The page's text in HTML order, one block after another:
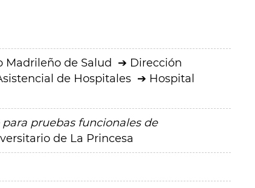
Madrileño de Salud
Dirección
de Hospitales
Hospital
pruebas funcionales de
de La Princesa